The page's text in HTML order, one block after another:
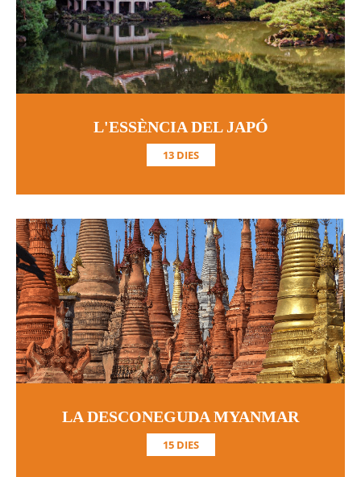
L'ESSÈNCIA DEL JAPÓ
13 DIES
LA DESCONEGUDA MYANMAR
15 DIES